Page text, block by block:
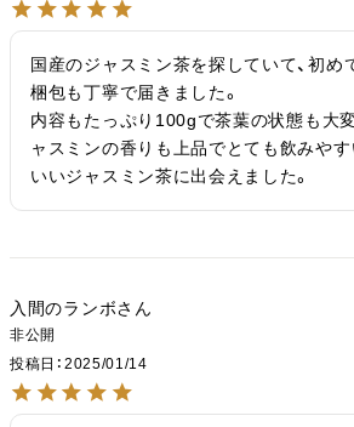
国産のジャスミン茶を探していて、初め
梱包も丁寧で届きました。
内容もたっぷり100gで茶葉の状態も大
ャスミンの香りも上品でとても飲みやす
いいジャスミン茶に出会えました。
入間のランボ
非公開
投稿日
2025/01/14